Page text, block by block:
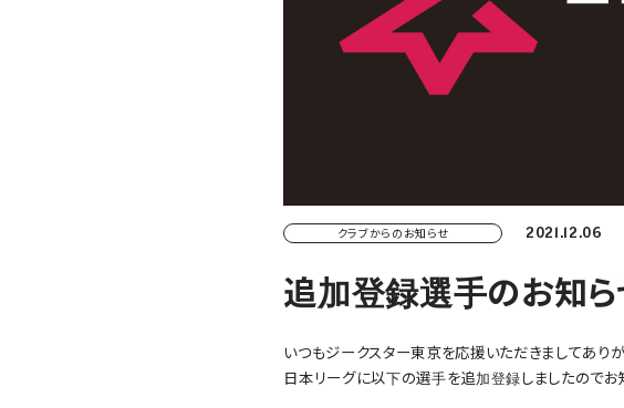
クラブからのお知らせ 2021.12.06
追加登録選手のお知ら
いつもジークスター東京を応援いただきましてありが
日本リーグに以下の選手を追加登録しましたのでお